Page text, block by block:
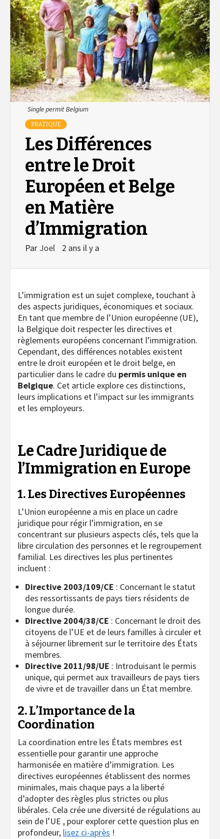
Single permit Belgium
PRATIQUE
Les Différences
entre le Droit
Européen et Belge
en Matière
d’Immigration
Par Joel 2 ans il y a
L’immigration est un sujet complexe, touchant à
des aspects juridiques, économiques et sociaux.
En tant que membre de l’Union européenne (UE),
la Belgique doit respecter les directives et
règlements européens concernant l’immigration.
Cependant, des différences notables existent
entre le droit européen et le droit belge, en
particulier dans le cadre du permis unique en
Belgique. Cet article explore ces distinctions,
leurs implications et l’impact sur les immigrants
et les employeurs.
Le Cadre Juridique de
l’Immigration en Europe
1. Les Directives Européennes
L’Union européenne a mis en place un cadre
juridique pour régir l’immigration, en se
concentrant sur plusieurs aspects clés, tels que la
libre circulation des personnes et le regroupement
familial. Les directives les plus pertinentes
incluent :
Directive 2003/109/CE : Concernant le statut
des ressortissants de pays tiers résidents de
longue durée.
Directive 2004/38/CE : Concernant le droit des
citoyens de l’UE et de leurs familles à circuler et
à séjourner librement sur le territoire des États
membres.
Directive 2011/98/UE : Introduisant le permis
unique, qui permet aux travailleurs de pays tiers
de vivre et de travailler dans un État membre.
2. L’Importance de la
Coordination
La coordination entre les États membres est
essentielle pour garantir une approche
harmonisée en matière d’immigration. Les
directives européennes établissent des normes
minimales, mais chaque pays a la liberté
d’adopter des règles plus strictes ou plus
libérales. Cela crée une diversité de régulations au
sein de l’UE , pour explorer cette question plus en
profondeur, lisez ci-après !